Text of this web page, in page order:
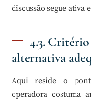
discussão segue ativa
4.3.
alternativa
Aqui reside o
operadora costuma